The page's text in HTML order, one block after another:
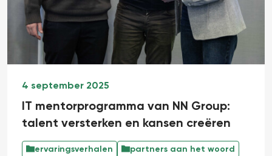
4 september 2025
IT mentorprogramma van NN Group:
talent versterken en kansen creëren
ervaringsverhalen
partners aan het woord